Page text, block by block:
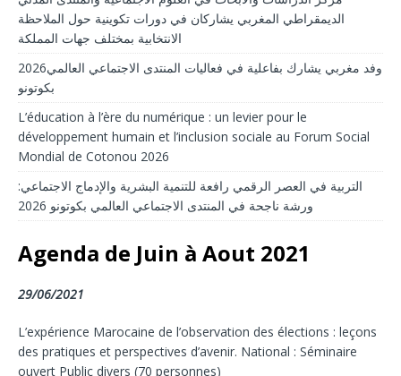
الديمقراطي المغربي يشاركان في دورات تكوينية حول الملاحظة
الانتخابية بمختلف جهات المملكة
2026وفد مغربي يشارك بفاعلية في فعاليات المنتدى الاجتماعي العالمي
بكوتونو
L’éducation à l’ère du numérique : un levier pour le
développement humain et l’inclusion sociale au Forum Social
Mondial de Cotonou 2026
التربية في العصر الرقمي رافعة للتنمية البشرية والإدماج الاجتماعي:
ورشة ناجحة في المنتدى الاجتماعي العالمي بكوتونو 2026
Agenda de Juin à Aout 2021
29/06/2021
L’expérience Marocaine de l’observation des élections : leçons
des pratiques et perspectives d’avenir. National : Séminaire
ouvert Public divers (70 personnes)